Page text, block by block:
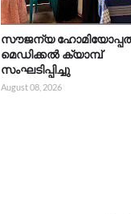
സൗജന്യ
മെഡിക്കൽ ക്യാമ്പ്
സംഘടിപ്പിച്ചു
August 08, 2026